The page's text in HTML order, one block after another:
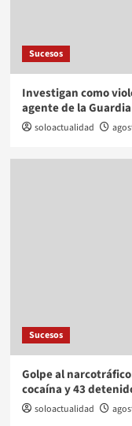
Sucesos
Investigan como
agente de la
soloactualidad
Sucesos
Golpe al
cocaína y 43
soloactualidad